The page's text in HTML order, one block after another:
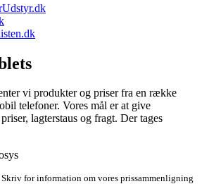
vi produkter og priser fra en række
telefoner. Vores mål er at give
lagterstaus og fragt. Der tages
for information om vores prissammenligning